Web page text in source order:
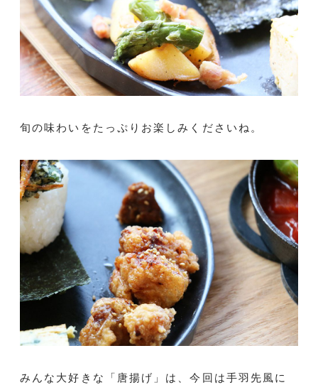
旬の味わいをたっぷりお楽しみくださいね。
みんな大好きな「唐揚げ」は、今回は手羽先風に